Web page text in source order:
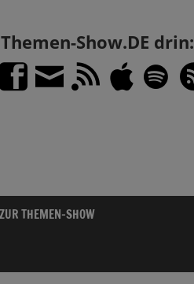
Show.DE drin:
THEMEN-SHOW